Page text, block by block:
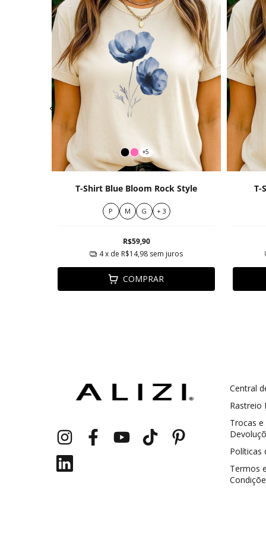
+5
T-Shirt Blue Bloom Rock Style
P M G + 3
R$59,90
4x de R$14,98 sem juros
COMPRAR
T-
Central
Rastreio
Trocas e
Políticas
Termos e
Cupom 1a compra: GANHE5